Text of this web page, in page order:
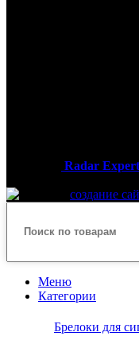
Radar Expert
создание
Меню
Категории
Брелоки для